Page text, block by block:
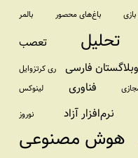
بازی باغ‌های محصور بالمر
تحلیل تعصب
فارسی ری کرتزوایل
فناوری لینوکس
نرم‌افزار آزاد نوروز
هوش مصنوعی